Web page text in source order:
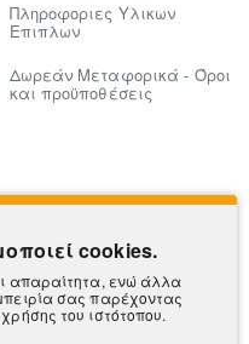
Πληροφοριες Υλικων
Επιπλων
Δωρεάν Μεταφορικά - Όροι
και προϋποθέσεις
cookies.
απαραίτητα, ενώ άλλα
σας παρέχοντας
του ιστότοπου.